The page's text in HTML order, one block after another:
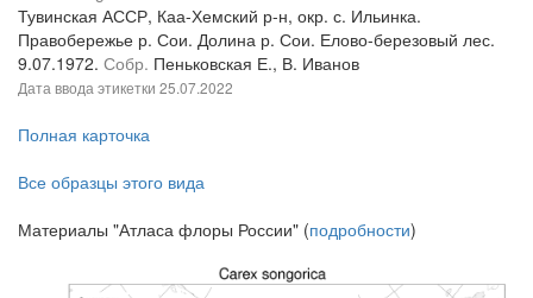
Тувинская АССР, Каа-Хемский р-н, окр. с. Ильинка.
Правобережье р. Сои. Долина р. Сои. Елово-березовый лес.
9.07.1972. Собр. Пеньковская Е., В. Иванов
Дата ввода этикетки 25.07.2022
Полная карточка
Все образцы этого вида
Материалы "Атласа флоры России" (подробности)